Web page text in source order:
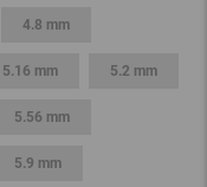
4.8 mm
5.16 mm 5.2 mm
5.56 mm
5.9 mm